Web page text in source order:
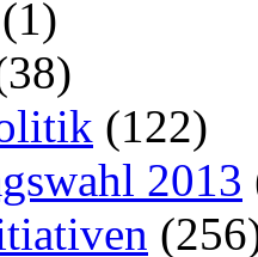
(1)
(122)
2013